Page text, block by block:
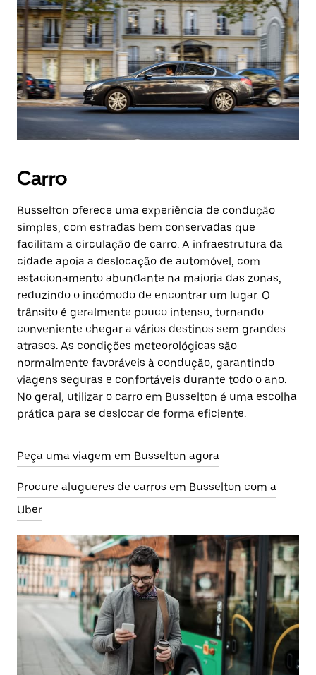
Carro
Busselton oferece uma experiência de condução
simples, com estradas bem conservadas que
facilitam a circulação de carro. A infraestrutura da
cidade apoia a deslocação de automóvel, com
estacionamento abundante na maioria das zonas,
reduzindo o incómodo de encontrar um lugar. O
trânsito é geralmente pouco intenso, tornando
conveniente chegar a vários destinos sem grandes
atrasos. As condições meteorológicas são
normalmente favoráveis à condução, garantindo
viagens seguras e confortáveis durante todo o ano.
No geral, utilizar o carro em Busselton é uma escolha
prática para se deslocar de forma eficiente.
Peça uma viagem em Busselton agora
Procure alugueres de carros em Busselton com a
Uber